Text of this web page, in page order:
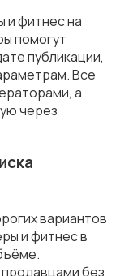
и фитнес на
помогут
публикации,
Все
а
через
вариантов
и фитнес в
без